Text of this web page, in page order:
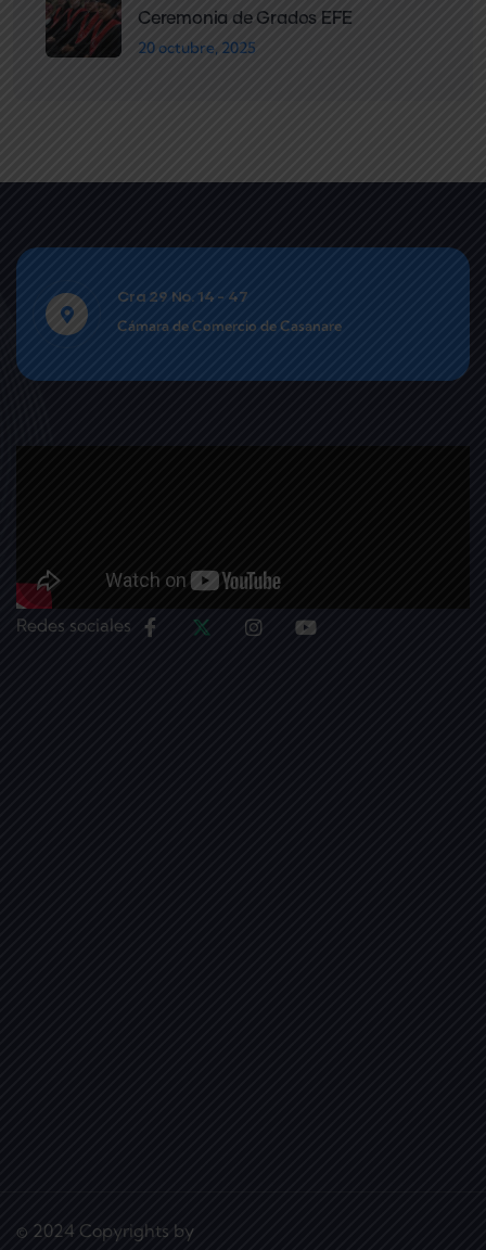
Ceremonia de Grados EFE
20 octubre, 2025
Cra 29 No. 14 - 47
Cámara de Comercio de Casanare
Redes sociales
© 2024 Copyrights by